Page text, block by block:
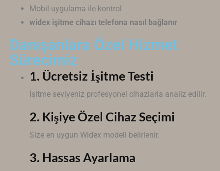
Mobil uygulama ile kontrol
widex işitme cihazı telefona nasıl bağlanır
Danışanlara Özel Hizmet
Sürecimiz
1. Ücretsiz İşitme Testi
İşitme seviyeniz profesyonel cihazlarla analiz edilir.
2. Kişiye Özel Cihaz Seçimi
Size en uygun Widex modeli belirlenir.
3. Hassas Ayarlama